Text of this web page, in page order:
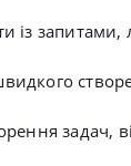
із запитами,
задач,